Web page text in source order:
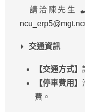
請洽陳先生
交通資訊
【交通方式】
【停車費用】
費。